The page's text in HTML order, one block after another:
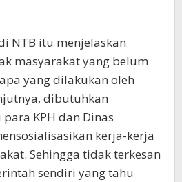
NTB itu menjelaskan
masyarakat yang belum
yang dilakukan oleh
dibutuhkan
KPH dan Dinas
kerja-kerja
Sehingga tidak terkesan
sendiri yang tahu